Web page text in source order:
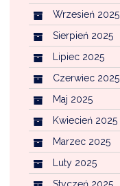
Wrzesień 2025
Sierpień 2025
Lipiec 2025
Czerwiec 2025
Maj 2025
Kwiecień 2025
Marzec 2025
Luty 2025